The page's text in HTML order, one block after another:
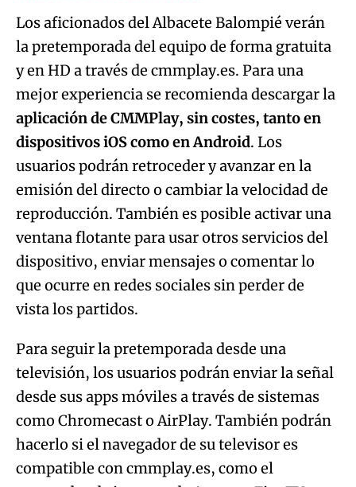
Los aficionados del Albacete Balompié verán
la pretemporada del equipo de forma gratuita
y en HD a través de cmmplay.es. Para una
mejor experiencia se recomienda descargar la
aplicación de CMMPlay, sin costes, tanto en
dispositivos iOS como en Android. Los
usuarios podrán retroceder y avanzar en la
emisión del directo o cambiar la velocidad de
reproducción. También es posible activar una
ventana flotante para usar otros servicios del
dispositivo, enviar mensajes o comentar lo
que ocurre en redes sociales sin perder de
vista los partidos.
Para seguir la pretemporada desde una
televisión, los usuarios podrán enviar la señal
desde sus apps móviles a través de sistemas
como Chromecast o AirPlay. También podrán
hacerlo si el navegador de su televisor es
compatible con cmmplay.es, como el